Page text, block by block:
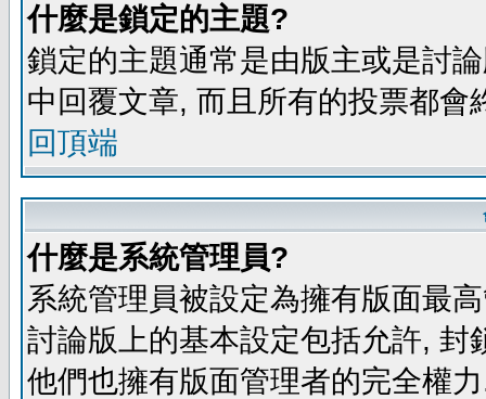
什麼是鎖定的主題?
鎖定的主題通常是由版主或是討
中回覆文章, 而且所有的投票都
回頂端
什麼是系統管理員?
系統管理員被設定為擁有版面最
討論版上的基本設定包括允許,
他們也擁有版面管理者的完全權